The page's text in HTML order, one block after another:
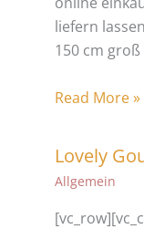
liefern
150 cm
Read More »
Lovely
Allgemein